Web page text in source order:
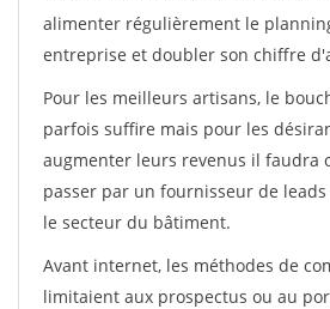
alimenter régulièrement le
entreprise et doubler son chiffre
Pour les meilleurs artisans, le
parfois suffire mais pour les
augmenter leurs revenus il faudra
passer par un fournisseur de
le secteur du bâtiment.
Avant internet, les méthodes de
limitaient aux prospectus ou au